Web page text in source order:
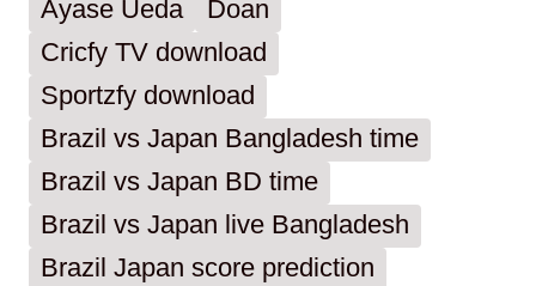
Ayase Ueda
Doan
Cricfy TV download
Sportzfy download
Brazil vs Japan Bangladesh time
Brazil vs Japan BD time
Brazil vs Japan live Bangladesh
Brazil Japan score prediction